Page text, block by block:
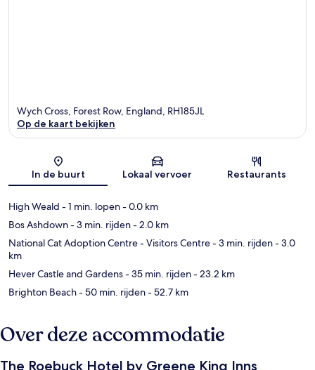
Kaart
Wych Cross, Forest Row, England, RH185JL
Op de kaart bekijken
In de buurt Lokaal vervoer Restaurants
High Weald - 1 min. lopen- 0.0 km
Bos Ashdown- 3 min. rijden- 2.0 km
National Cat Adoption Centre - Visitors Centre- 3 min. rijden- 3.0
km
Hever Castle and Gardens- 35 min. rijden- 23.2 km
Brighton Beach- 50 min. rijden- 52.7 km
Over deze accommodatie
The Roebuck Hotel by Greene King Inns